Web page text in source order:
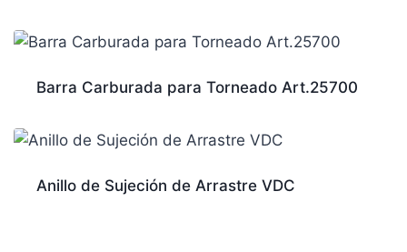
Barra Carburada para Torneado Art.25700
Anillo de Sujeción de Arrastre VDC